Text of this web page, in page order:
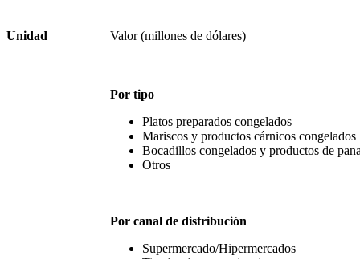
Unidad Valor (millones de dólares)
Por tipo
Platos preparados congelados
Mariscos y productos cárnicos congelados
Bocadillos congelados y productos de
Otros
Por canal de distribución
Supermercado/Hipermercados